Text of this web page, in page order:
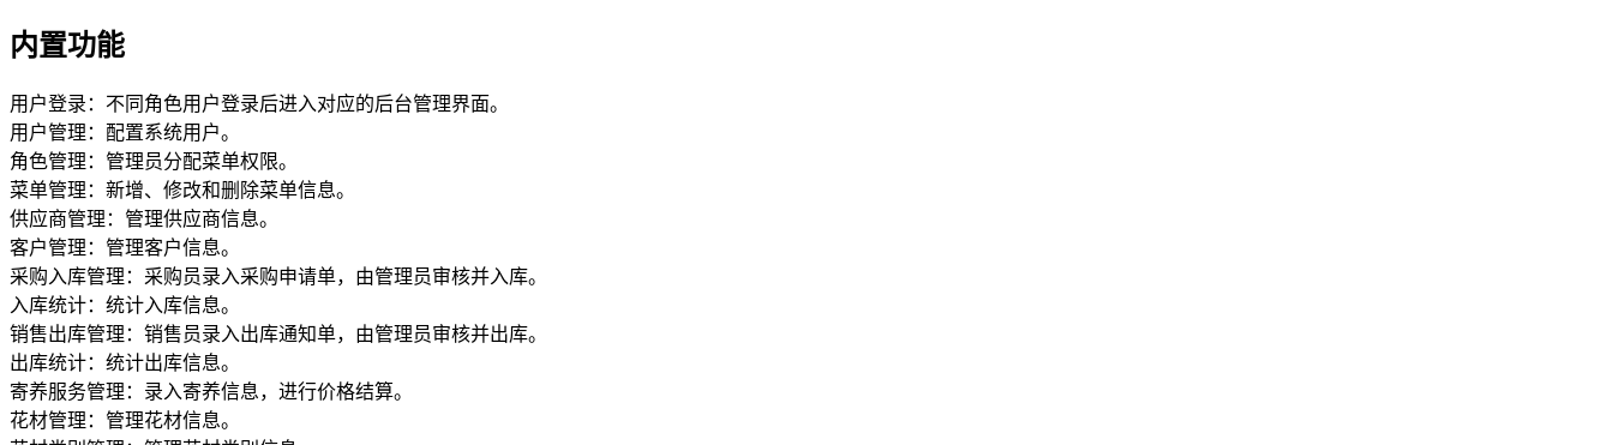
内置功能
用户登录：不同角色用户登录后进入对应的后台管理界面。
用户管理：配置系统用户。
角色管理：管理员分配菜单权限。
菜单管理：新增、修改和删除菜单信息。
供应商管理：管理供应商信息。
客户管理：管理客户信息。
采购入库管理：采购员录入采购申请单，由管理员审核并入库。
入库统计：统计入库信息。
销售出库管理：销售员录入出库通知单，由管理员审核并出库。
出库统计：统计出库信息。
寄养服务管理：录入寄养信息，进行价格结算。
花材管理：管理花材信息。